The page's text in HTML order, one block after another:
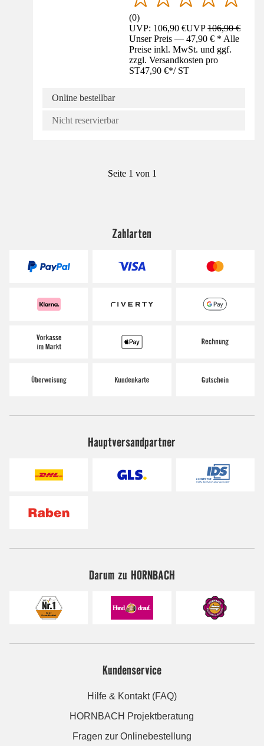
(0)
UVP: 106,90 €UVP106,90 €
Unser Preis — 47,90 € * Alle
Preise inkl. MwSt. und ggf.
zzgl. Versandkosten pro
ST47,90 €*/ ST
Online bestellbar
Nicht reservierbar
Seite 1 von 1
Zahlarten
Hauptversandpartner
Darum zu HORNBACH
Kundenservice
Hilfe & Kontakt (FAQ)
HORNBACH Projektberatung
Fragen zur Onlinebestellung